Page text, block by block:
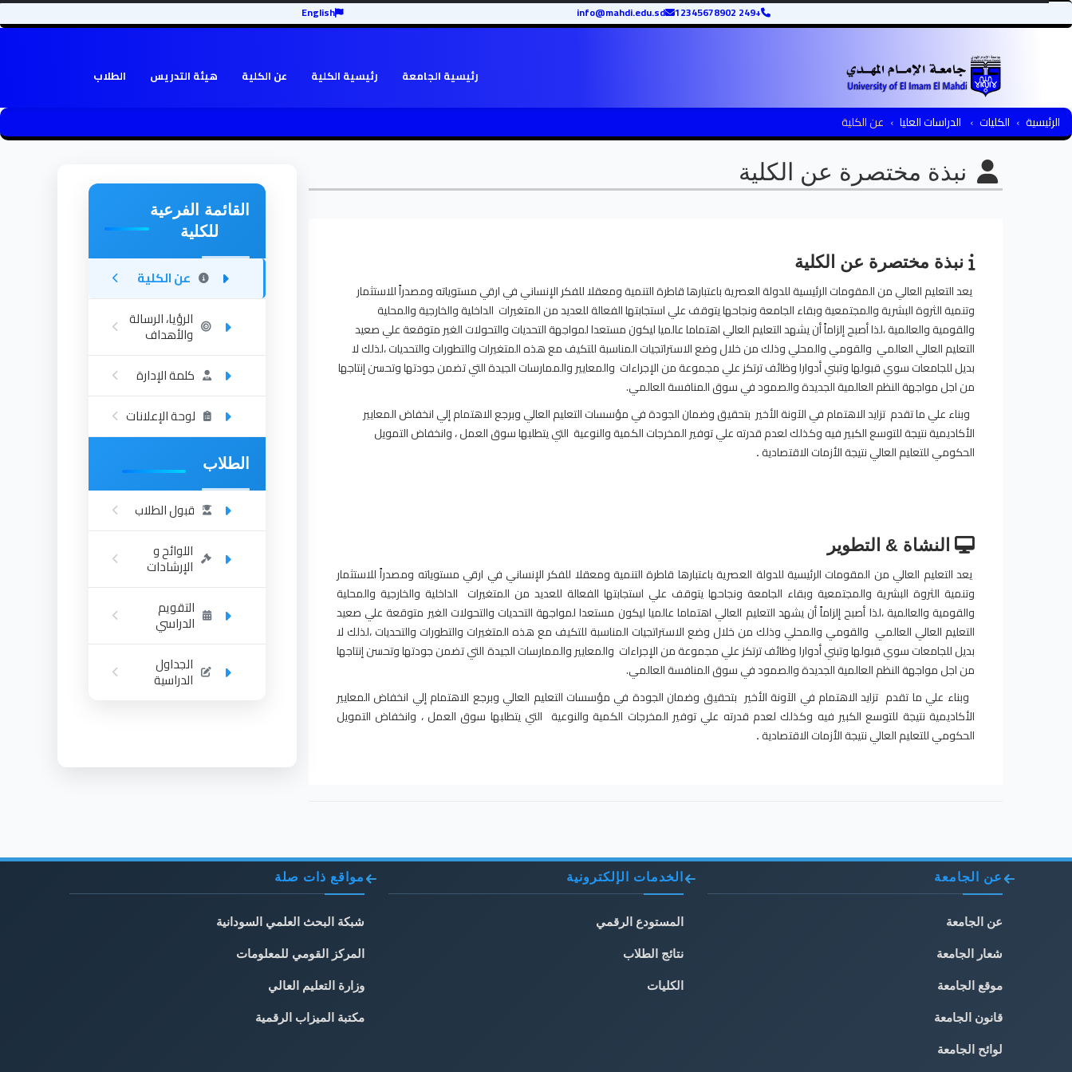
+249 12345678902
info@mahdi.edu.sd
English
رئيسية الجامعة رئيسية الكلية عن الكلية هيئة التدريس الطلاب
الرئيسية الكليات الدراسات العليا عن الكلية
نبذة مختصرة عن الكلية
نبذة مختصرة عن الكلية
يعد التعليم العالي من المقومات الرئيسية للدولة العصرية باعتبارها قاطرة التنمية ومعقلا للفكر الإنساني في ارقي مستوياته ومصدراً للاستثمار
وتنمية الثروة البشرية والمجتمعية وبقاء الجامعة ونجاحها يتوقف علي استجابتها الفعالة للعديد من المتغيرات الداخلية والخارجية والمحلية
والقومية والعالمية ،لذا أصبح إلزاماً أن يشهد التعليم العالي اهتماما عالميا ليكون مستعدا لمواجهة التحديات والتحولات الغير متوقعة علي صعيد
التعليم العالي العالمي والقومي والمحلي وذلك من خلال وضع الاستراتجيات المناسبة للتكيف مع هذه المتغيرات والتطورات والتحديات ،لذلك لا
بديل للجامعات سوي قبولها وتبني أدوارا وظائف ترتكز علي مجموعة من الإجراءات والمعايير والممارسات الجيدة التي تضمن جودتها وتحسن إنتاجها
من اجل مواجهة النظم العالمية الجديدة والصمود في سوق المنافسة العالمي.
وبناء علي ما تقدم تزايد الاهتمام في الآونة الأخير بتحقيق وضمان الجودة في مؤسسات التعليم العالي وبرجع الاهتمام إلي انخفاض المعايير
الأكاديمية نتيجة للتوسع الكبير فيه وكذلك لعدم قدرته علي توفير المخرجات الكمية والنوعية التي يتطلبها سوق العمل ، وانخفاض التمويل
الحكومي للتعليم العالي نتيجة الأزمات الاقتصادية.
النشاة & التطوير
يعد التعليم العالي من المقومات الرئيسية للدولة العصرية باعتبارها قاطرة التنمية ومعقلا للفكر الإنساني في ارقي مستوياته ومصدراً للاستثمار
وتنمية الثروة البشرية والمجتمعية وبقاء الجامعة ونجاحها يتوقف علي استجابتها الفعالة للعديد من المتغيرات الداخلية والخارجية والمحلية
والقومية والعالمية ،لذا أصبح إلزاماً أن يشهد التعليم العالي اهتماما عالميا ليكون مستعدا لمواجهة التحديات والتحولات الغير متوقعة علي صعيد
التعليم العالي العالمي والقومي والمحلي وذلك من خلال وضع الاستراتجيات المناسبة للتكيف مع هذه المتغيرات والتطورات والتحديات ،لذلك لا
بديل للجامعات سوي قبولها وتبني أدوارا وظائف ترتكز علي مجموعة من الإجراءات والمعايير والممارسات الجيدة التي تضمن جودتها وتحسن إنتاجها
من اجل مواجهة النظم العالمية الجديدة والصمود في سوق المنافسة العالمي.
وبناء علي ما تقدم تزايد الاهتمام في الآونة الأخير بتحقيق وضمان الجودة في مؤسسات التعليم العالي وبرجع الاهتمام إلي انخفاض المعايير
الأكاديمية نتيجة للتوسع الكبير فيه وكذلك لعدم قدرته علي توفير المخرجات الكمية والنوعية التي يتطلبها سوق العمل ، وانخفاض التمويل
الحكومي للتعليم العالي نتيجة الأزمات الاقتصادية.
القائمة الفرعية
للكلية
عن الكلية
الرؤيا، الرسالة
والأهداف
كلمة الإدارة
لوحة الإعلانات
الطلاب
قبول الطلاب
اللوائح و
الإرشادات
التقويم
الدراسي
الجداول
الدراسية
عن الجامعة
عن الجامعة
شعار الجامعة
موقع الجامعة
قانون الجامعة
لوائح الجامعة
الخدمات الإلكترونية
المستودع الرقمي
نتائج الطلاب
الكليات
مواقع ذات صلة
شبكة البحث العلمي السودانية
المركز القومي للمعلومات
وزارة التعليم العالي
مكتبة الميزاب الرقمية